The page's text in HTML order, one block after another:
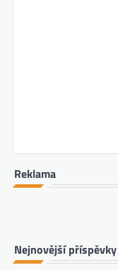
Reklama
Nejnovější příspěvky